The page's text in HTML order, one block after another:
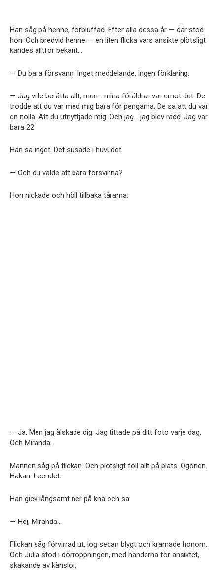
Han såg på henne, förbluffad. Efter alla dessa år — där stod
hon. Och bredvid henne — en liten flicka vars ansikte plötsligt
kändes alltför bekant…
— Du bara försvann. Inget meddelande, ingen förklaring.
— Jag ville berätta allt, men… mina föräldrar var emot det. De
trodde att du var med mig bara för pengarna. De sa att du var
en nolla. Att du utnyttjade mig. Och jag… jag blev rädd. Jag var
bara 22.
Han sa inget. Det susade i huvudet.
— Och du valde att bara försvinna?
Hon nickade och höll tillbaka tårarna:
— Ja. Men jag älskade dig. Jag tittade på ditt foto varje dag.
Och Miranda…
Mannen såg på flickan. Och plötsligt föll allt på plats. Ögonen.
Hakan. Leendet.
Han gick långsamt ner på knä och sa:
— Hej, Miranda…
Flickan såg förvirrad ut, log sedan blygt och kramade honom.
Och Julia stod i dörröppningen, med händerna för ansiktet,
skakande av känslor.